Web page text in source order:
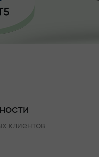
клиентов